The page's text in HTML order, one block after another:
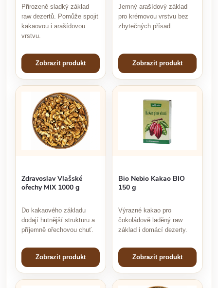
Přirozeně sladký základ
raw dezertů. Pomůže spojit
kakaovou i arašídovou
vrstvu.
Zobrazit produkt
Jemný arašídový základ
pro krémovou vrstvu bez
zbytečných přísad.
Zobrazit produkt
Zdravoslav Vlašské
ořechy MIX 1000 g
Do kakaového základu
dodají hutnější strukturu a
příjemně ořechovou chuť.
Zobrazit produkt
Bio Nebio Kakao BIO
150 g
Výrazné kakao pro
čokoládově laděný raw
základ i domácí dezerty.
Zobrazit produkt